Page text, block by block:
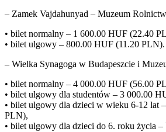
– Zamek Vajdahunyad – Muzeum
• bilet normalny – 1 600.00 HUF (22.40
• bilet ulgowy – 800.00 HUF (11.20 PLN).
– Wielka Synagoga w Budapeszcie i
• bilet normalny – 4 000.00 HUF (56.00
• bilet ulgowy dla studentów – 3 000.00
• bilet ulgowy dla dzieci w wieku 6-12 lat
PLN),
• bilet ulgowy dla dzieci do 6. roku życia –